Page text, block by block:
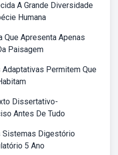
A Grande Diversidade
Humana
Que Apresenta Apenas
Paisagem
Permitem Que
Dissertativo-
Antes De Tudo
Sistemas Digestório
5 Ano